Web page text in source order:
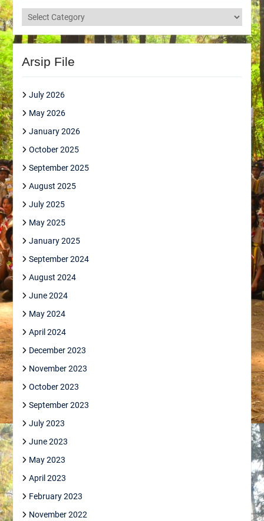
Kategori
Arsip File
July 2026
May 2026
January 2026
October 2025
September 2025
August 2025
July 2025
May 2025
January 2025
September 2024
August 2024
June 2024
May 2024
April 2024
December 2023
November 2023
October 2023
September 2023
July 2023
June 2023
May 2023
April 2023
February 2023
November 2022